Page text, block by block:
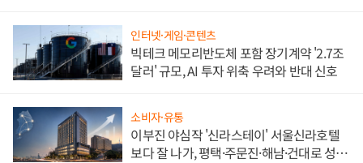
인터넷·게임·콘텐츠
빅테크 메모리반도체 포함 장기계약 '2.7조
달러' 규모, AI 투자 위축 우려와 반대 신호
소비자·유통
이부진 야심작 '신라스테이' 서울신라호텔
보다 잘 나가, 평택·주문진·해남·건대로 성